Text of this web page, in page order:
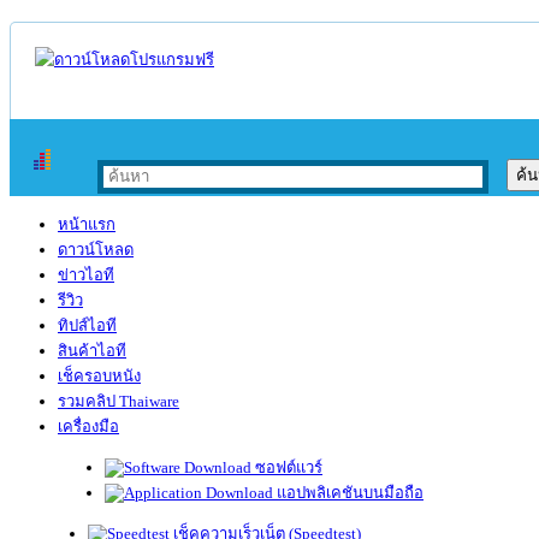
หน้าแรก
ดาวน์โหลด
ข่าวไอที
รีวิว
ทิปส์ไอที
สินค้าไอที
เช็ครอบหนัง
รวมคลิป Thaiware
เครื่องมือ
ซอฟต์แวร์
แอปพลิเคชันบนมือถือ
เช็คความเร็วเน็ต (Speedtest)